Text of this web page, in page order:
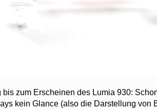
zum Erscheinen des Lumia 930:
kein Glance (also die Darstellung von